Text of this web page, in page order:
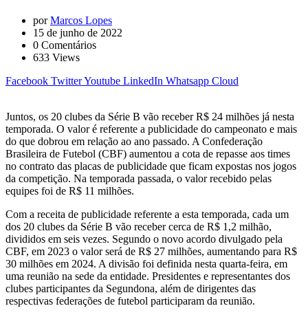
porMarcos Lopes
15 de junho de 2022
0 Comentários
633 Views
Facebook TwitterYoutube LinkedIn Whatsapp Cloud
Juntos, os 20 clubes da Série B vão receber R$ 24 milhões já nesta
temporada. O valor é referente a publicidade do campeonato e mais
do que dobrou em relação ao ano passado. A Confederação
Brasileira de Futebol (CBF) aumentou a cota de repasse aos times
no contrato das placas de publicidade que ficam expostas nos jogos
da competição. Na temporada passada, o valor recebido pelas
equipes foi de R$ 11 milhões.
Com a receita de publicidade referente a esta temporada, cada um
dos 20 clubes da Série B vão receber cerca de R$ 1,2 milhão,
divididos em seis vezes. Segundo o novo acordo divulgado pela
CBF, em 2023 o valor será de R$ 27 milhões, aumentando para R$
30 milhões em 2024. A divisão foi definida nesta quarta-feira, em
uma reunião na sede da entidade. Presidentes e representantes dos
clubes participantes da Segundona, além de dirigentes das
respectivas federações de futebol participaram da reunião.